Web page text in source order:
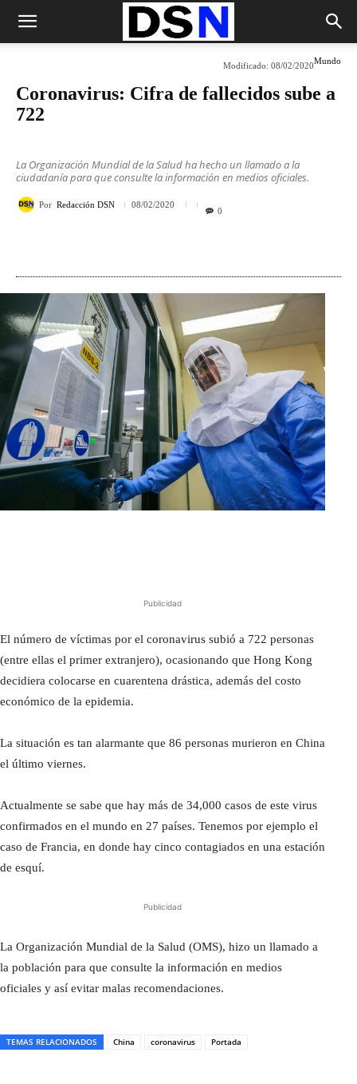
Mundo
Modificado: 08/02/2020
Coronavirus: Cifra de fallecidos sube a
722
La Organización Mundial de la Salud ha hecho un llamado a la
ciudadanía para que consulte la información en medios oficiales.
Por Redacción DSN 08/02/2020
0
Publicidad
El número de víctimas por el coronavirus subió a 722 personas
(entre ellas el primer extranjero), ocasionando que Hong Kong
decidiera colocarse en cuarentena drástica, además del costo
económico de la epidemia.
La situación es tan alarmante que 86 personas murieron en China
el último viernes.
Actualmente se sabe que hay más de 34,000 casos de este virus
confirmados en el mundo en 27 países. Tenemos por ejemplo el
caso de Francia, en donde hay cinco contagiados en una estación
de esquí.
Publicidad
La Organización Mundial de la Salud (OMS), hizo un llamado a
la población para que consulte la información en medios
oficiales y así evitar malas recomendaciones.
TEMAS RELACIONADOS China coronavirus Portada